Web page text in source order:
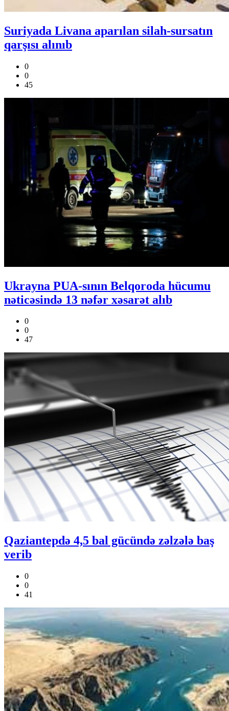
Suriyada Livana aparılan silah-sursatın
qarşısı alınıb
0
0
45
Ukrayna PUA-sının Belqoroda hücumu
nəticəsində 13 nəfər xəsarət alıb
0
0
47
Qaziantepdə 4,5 bal gücündə zəlzələ baş
verib
0
0
41